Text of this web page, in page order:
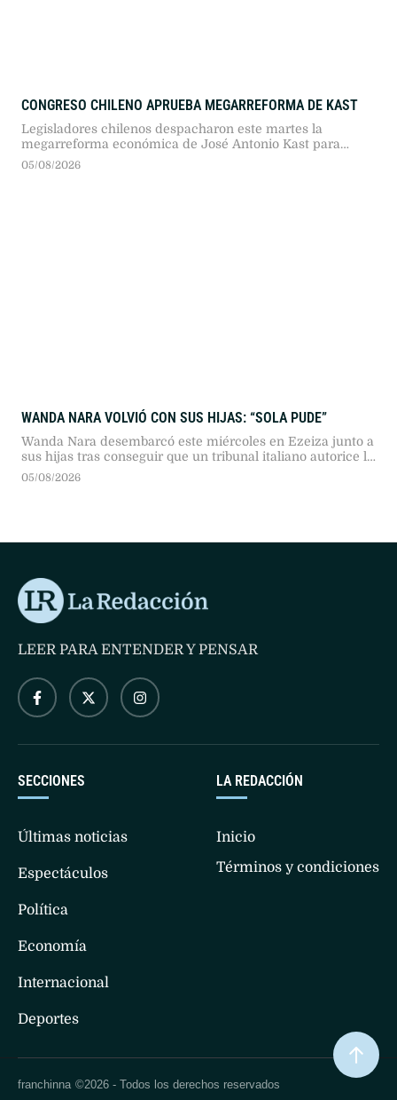
CONGRESO CHILENO APRUEBA MEGARREFORMA DE KAST
Legisladores chilenos despacharon este martes la
megarreforma económica de José Antonio Kast para
impulsar el crecimiento, aunque su promulgación
05/08/2026
WANDA NARA VOLVIÓ CON SUS HIJAS: “SOLA PUDE”
Wanda Nara desembarcó este miércoles en Ezeiza junto a
sus hijas tras conseguir que un tribunal italiano autorice la
tramitación de sus pasaportes, ante la falta de
05/08/2026
LA REDACCIÓN
Inicio
Términos y condiciones
SECCIONES
Últimas noticias
Espectáculos
Política
Economía
Internacional
Deportes
LEER PARA ENTENDER Y PENSAR
franchinna ©2026 - Todos los derechos reservados